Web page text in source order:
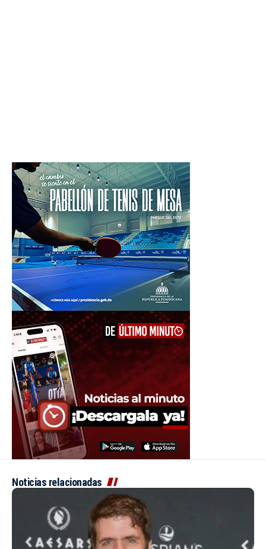
Noticias relacionadas